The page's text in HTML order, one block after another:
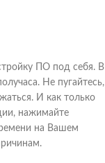
ПО под себя. В
Не пугайтесь,
И как только
нажимайте
на Вашем